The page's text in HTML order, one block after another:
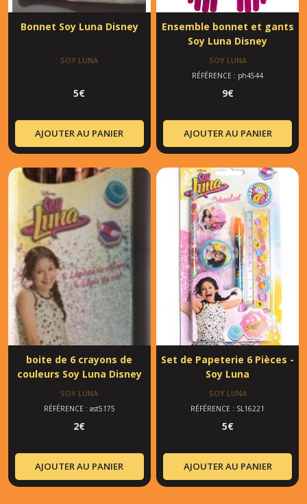
Bonnet Soy Luna Disney
SOY LUNA
5€
AJOUTER AU PANIER
Ensemble bonnet et gants
Soy Luna Disney
SOY LUNA
RÉFÉRENCE : ph4544
9€
AJOUTER AU PANIER
boite de 6 crayons de
couleurs Soy Luna Disney
SOY LUNA
RÉFÉRENCE : ast5175
2€
AJOUTER AU PANIER
Set de Papeterie 6 Pièces -
Soy Luna
SOY LUNA
RÉFÉRENCE : SL16221
5€
AJOUTER AU PANIER